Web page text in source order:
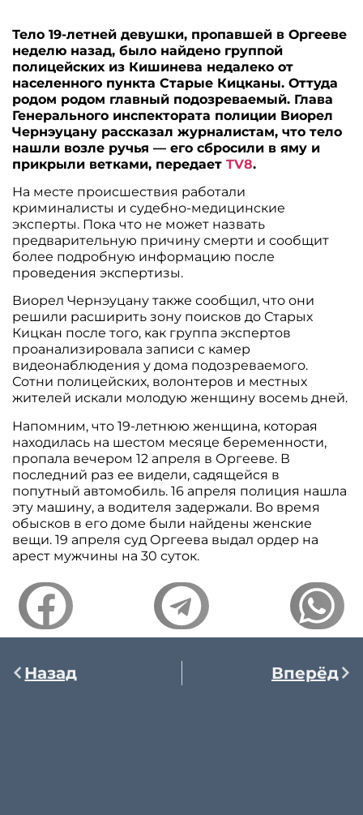
Тело 19-летней девушки, пропавшей в Оргееве
неделю назад, было найдено группой
полицейских из Кишинева недалеко от
населенного пункта Старые Кицканы. Оттуда
родом родом главный подозреваемый. Глава
Генерального инспектората полиции Виорел
Чернэуцану рассказал журналистам, что тело
нашли возле ручья — его сбросили в яму и
прикрыли ветками, передаетTV8.
На месте происшествия работали
криминалисты и судебно-медицинские
эксперты. Пока что не может назвать
предварительную причину смерти и сообщит
более подробную информацию после
проведения экспертизы.
Виорел Чернэуцану также сообщил, что они
решили расширить зону поисков до Старых
Кицкан после того, как группа экспертов
проанализировала записи с камер
видеонаблюдения у дома подозреваемого.
Сотни полицейских, волонтеров и местных
жителей искали молодую женщину восемь дней.
Напомним, что 19-летнюю женщина, которая
находилась на шестом месяце беременности,
пропала вечером 12 апреля в Оргееве. В
последний раз ее видели, садящейся в
попутный автомобиль. 16 апреля полиция нашла
эту машину, а водителя задержали. Во время
обысков в его доме были найдены женские
вещи. 19 апреля суд Оргеева выдал ордер на
арест мужчины на 30 суток.
Назад Вперёд